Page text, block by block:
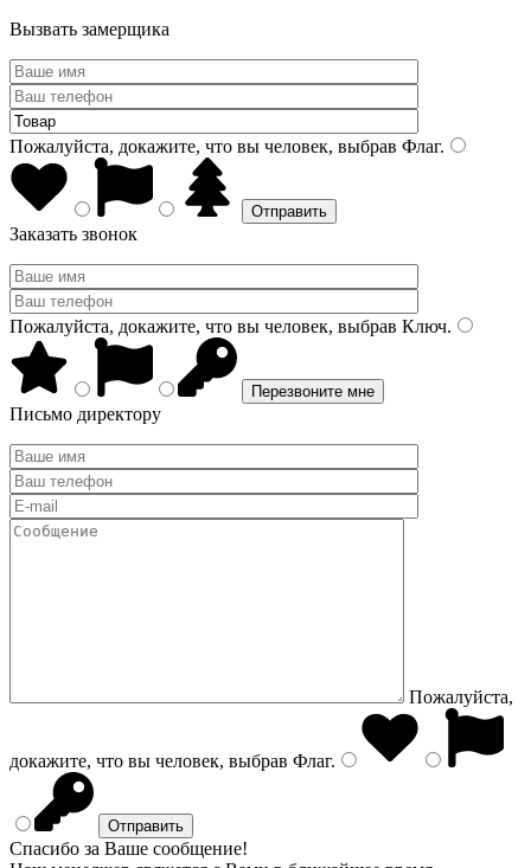
Вызвать замерщика
Пожалуйста, докажите, что вы человек, выбрав Флаг.
Заказать звонок
Пожалуйста, докажите, что вы человек, выбрав Ключ.
Письмо директору
Пожалуйста,
докажите, что вы человек, выбрав Флаг.
Спасибо за Ваше сообщение!